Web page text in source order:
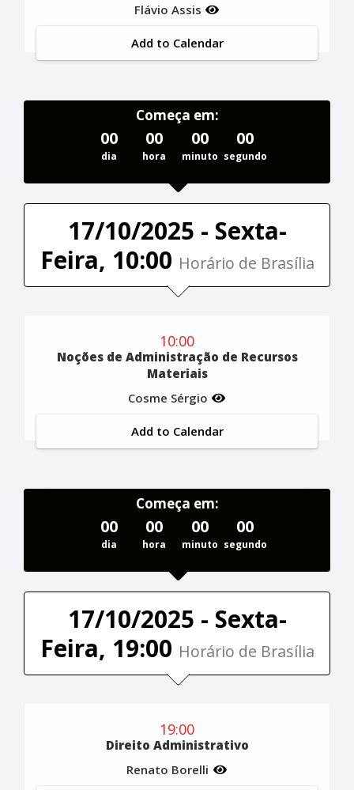
Flávio Assis
Add to Calendar
Começa em:
00
dia
00
hora
00
minuto
00
segundo
17/10/2025 - Sexta-
Feira, 10:00 Horário de Brasília
10:00
Noções de Administração de Recursos
Materiais
Cosme Sérgio
Add to Calendar
Começa em:
00
dia
00
hora
00
minuto
00
segundo
17/10/2025 - Sexta-
Feira, 19:00 Horário de Brasília
19:00
Direito Administrativo
Renato Borelli